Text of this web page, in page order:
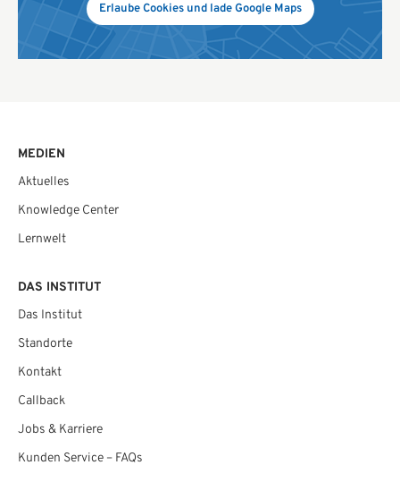
Erlaube Cookies und lade Google Maps
MEDIEN
Aktuelles
Knowledge Center
Lernwelt
DAS INSTITUT
Das Institut
Standorte
Kontakt
Callback
Jobs & Karriere
Kunden Service – FAQs